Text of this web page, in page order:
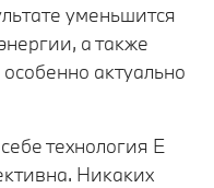
уменьшится
а также
актуально
технология E
Никаких